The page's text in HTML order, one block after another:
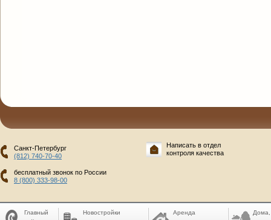
Санкт-Петербург
(812) 740-70-40
бесплатный звонок по России
8 (800) 333-98-00
Написать в отдел
контроля качества
Главный
Новостройки
Аренда
Дома,